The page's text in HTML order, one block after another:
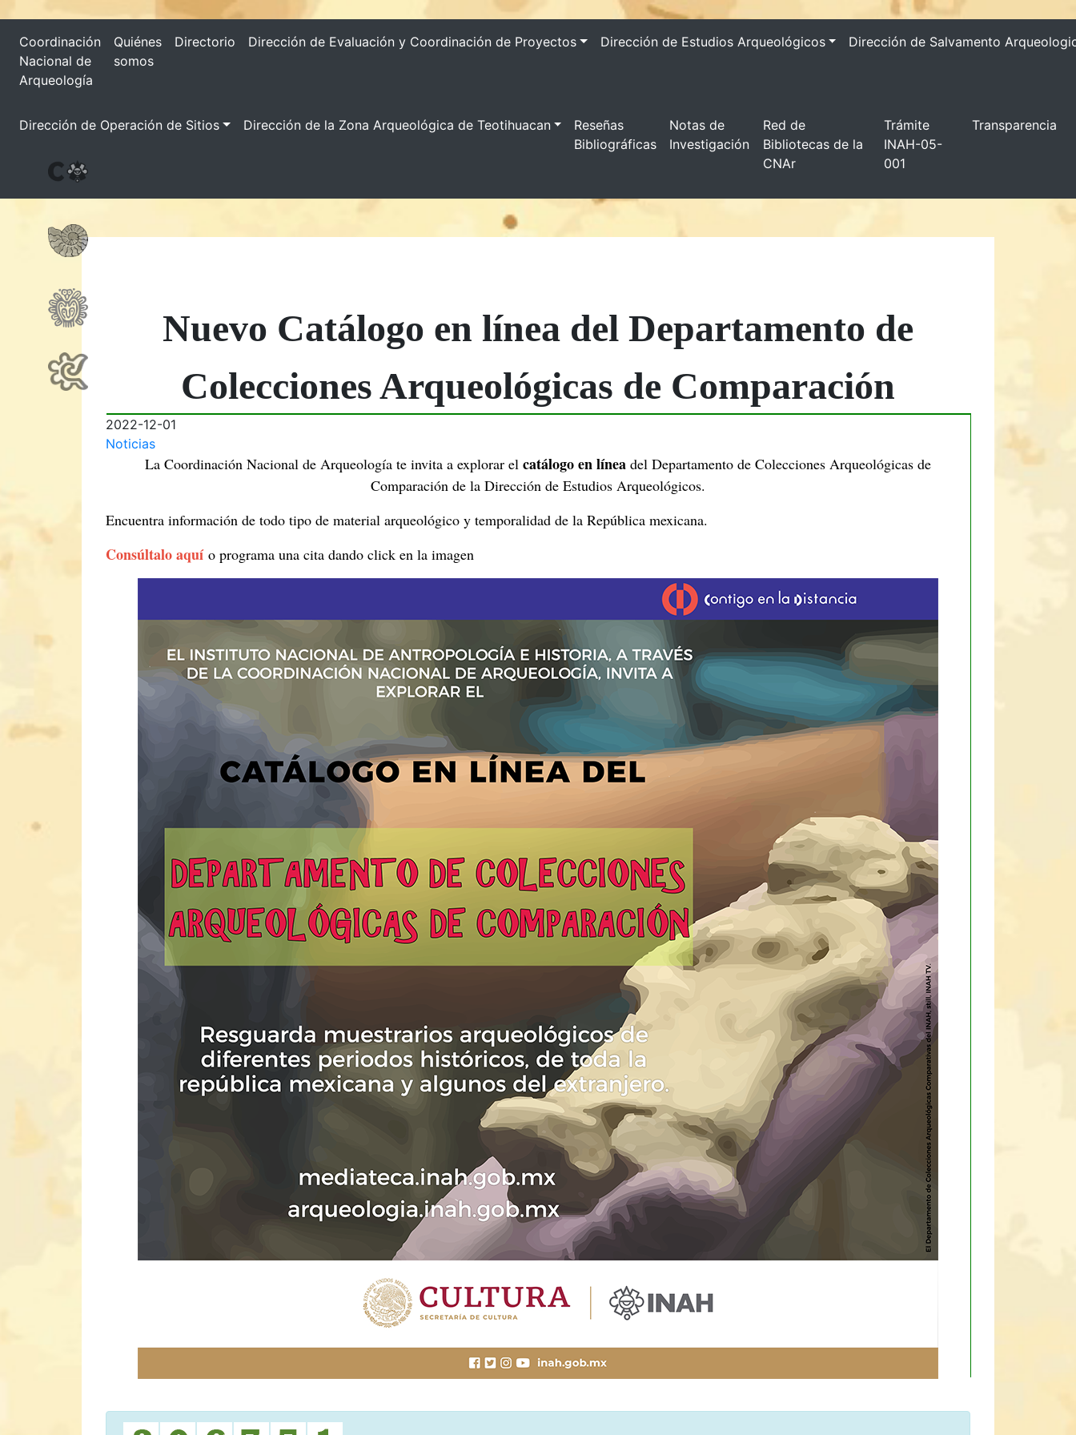
Coordinación
Nacional de
Arqueología
Quiénes
somos
Directorio Dirección de Evaluación y Coordinación de Proyectos Dirección de Estudios Arqueológicos Dirección de Salvamento
Dirección de Operación de Sitios Dirección de la Zona Arqueológica de Teotihuacan
Reseñas
Bibliográficas
Notas de
Investigación
Red de
Bibliotecas de la
CNAr
Trámite
INAH-05-
001
Transparencia
Nuevo Catálogo en línea del Departamento de
Colecciones Arqueológicas de Comparación
2022-12-01
Noticias
La Coordinación Nacional de Arqueología te invita a explorar el catálogo en línea del Departamento de Colecciones Arqueológicas de
Comparación de la Dirección de Estudios Arqueológicos.
Encuentra información de todo tipo de material arqueológico y temporalidad de la República mexicana.
Consúltalo aquí o programa una cita dando click en la imagen